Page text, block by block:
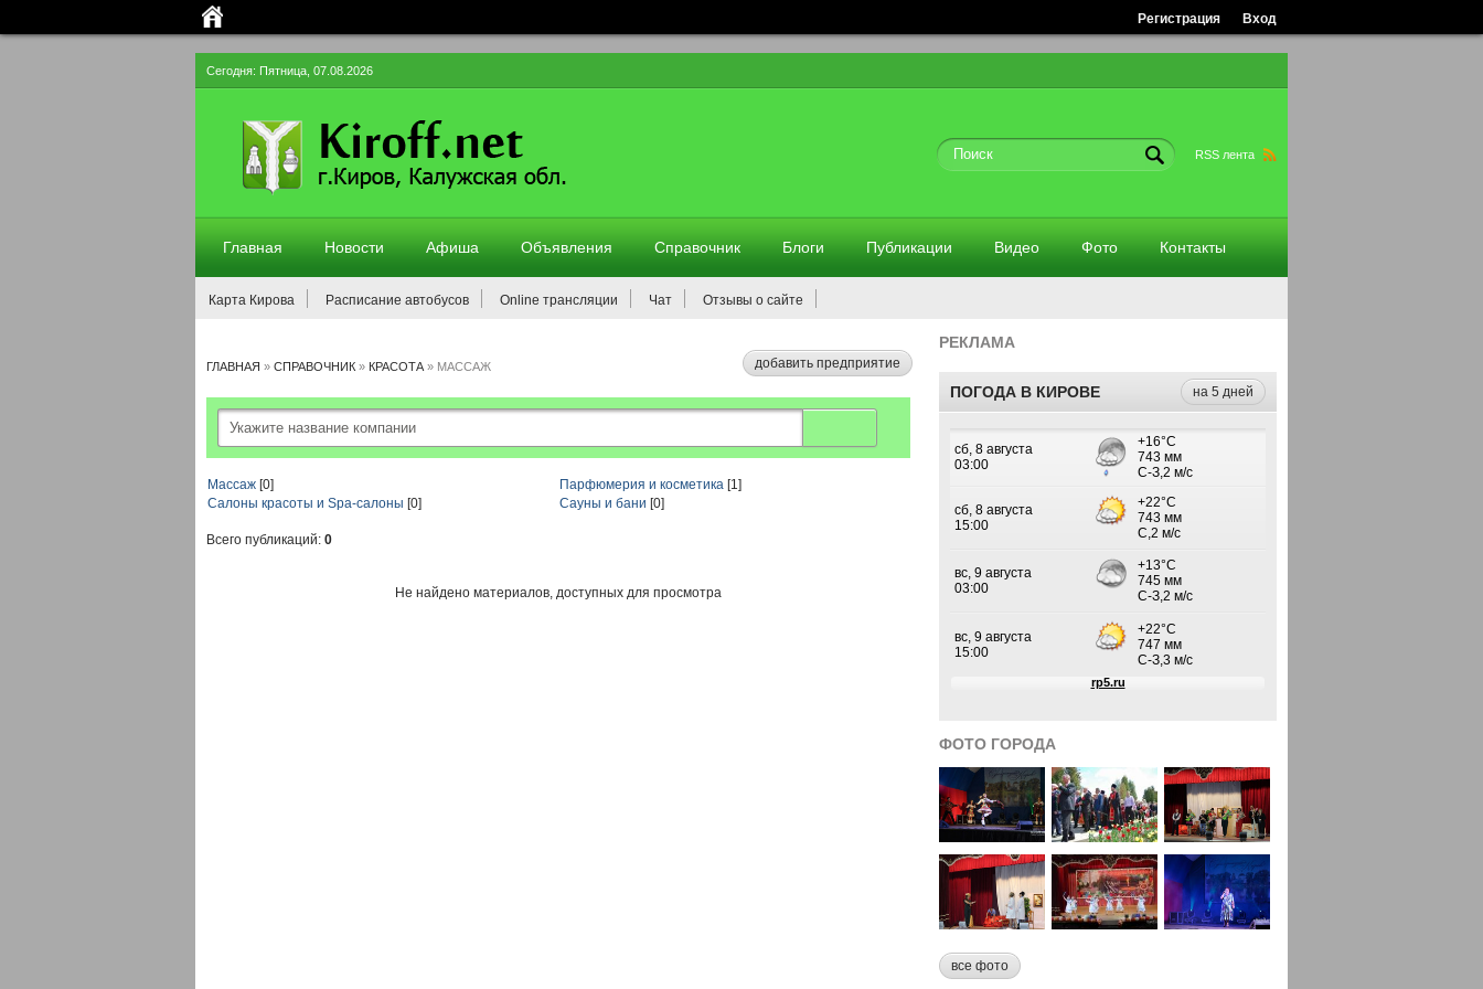
Вход
Регистрация
Сегодня: Пятница, 07.08.2026
RSS лента
Главная Новости Афиша Объявления Справочник Блоги Публикации Видео Фото Контакты
Карта Кирова Расписание автобусов Online трансляции Чат Отзывы о сайте
ГЛАВНАЯ » СПРАВОЧНИК » КРАСОТА » МАССАЖ
Массаж [0] Парфюмерия и косметика [1]
Салоны красоты и Spa-салоны [0] Сауны и бани [0]
Всего публикаций: 0
Не найдено материалов, доступных для просмотра
добавить предприятие
РЕКЛАМА
ПОГОДА В КИРОВЕ на 5 дней
ФОТО ГОРОДА
все фото